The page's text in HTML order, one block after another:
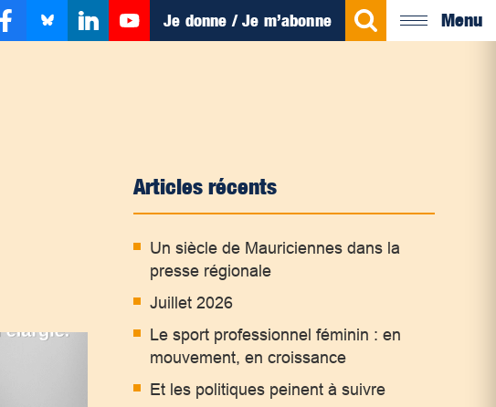
Je donne / Je m’abonne Menu
Articles récents
Un siècle de Mauriciennes dans la
presse régionale
Juillet 2026
Le sport professionnel féminin : en
mouvement, en croissance
Et les politiques peinent à suivre